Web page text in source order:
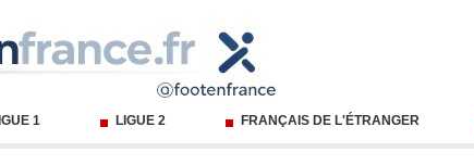
1 LIGUE 2 FRANÇAIS DE L'ÉTRANGER